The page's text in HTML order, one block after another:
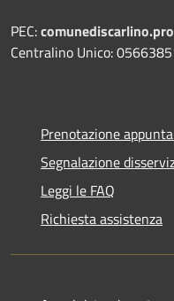
PEC:
Centralino Unico:
Prenotazione
Segnalazione
Leggi le FAQ
Richiesta assistenza